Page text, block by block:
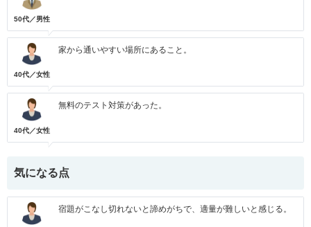
50代／男性
40代／女性
家から通いやすい場所にあること。
40代／女性
無料のテスト対策があった。
気になる点
宿題がこなし切れないと諦めがちで、適量が難しいと感じる。